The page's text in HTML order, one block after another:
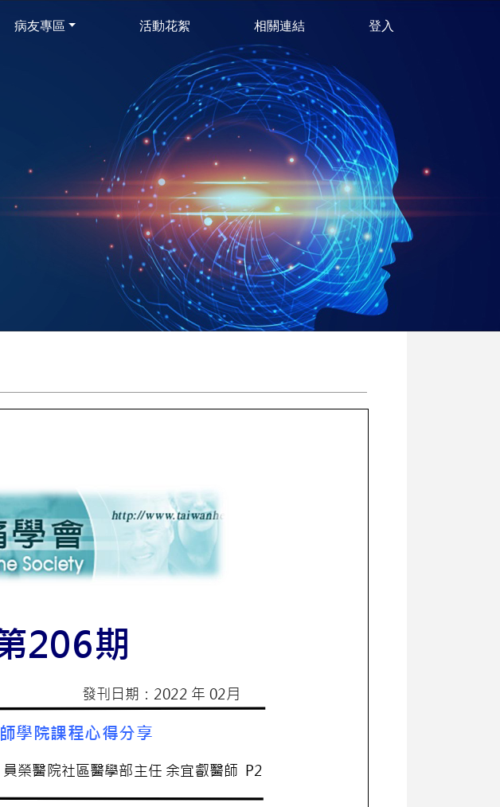
病友專區 活動花絮 相關連結 登入